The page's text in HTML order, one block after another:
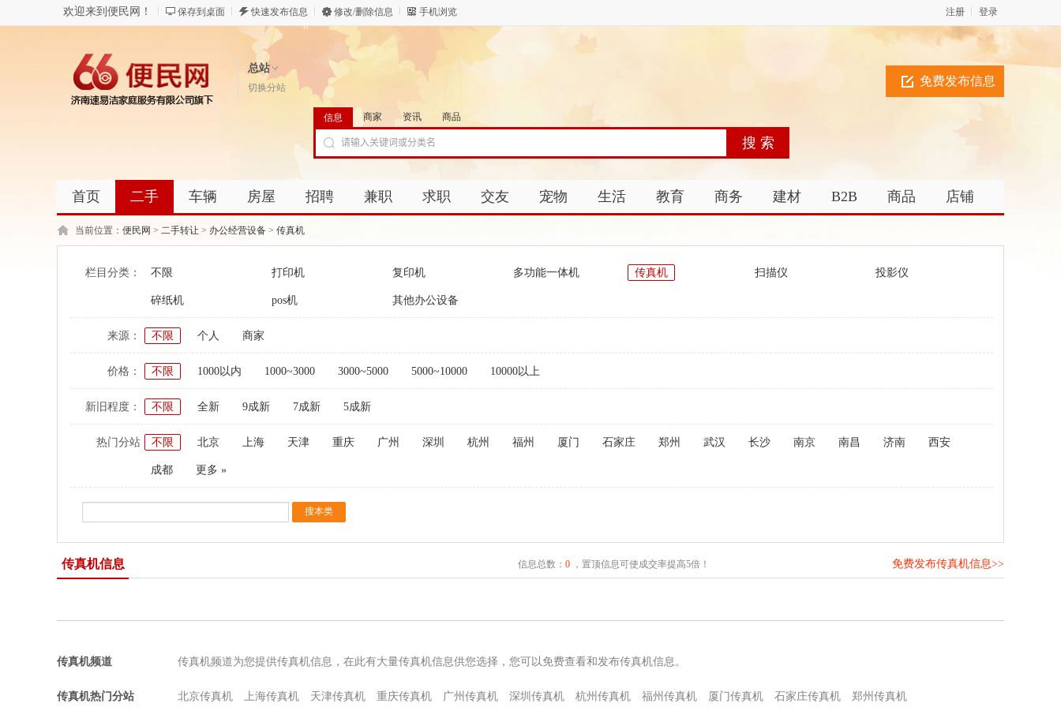
欢迎来到便民网！ 保存到桌面 快速发布信息 修改/删除信息 手机浏览 登录
注册
总站
切换分站 免费发布信息
信息 商家 资讯 商品
首页 二手 车辆 房屋 招聘 兼职 求职 交友 宠物 生活 教育 商务 建材 B2B 商品 店铺
当前位置： 便民网 > 二手转让 > 办公经营设备 > 传真机
栏目分类： 不限 打印机 复印机 多功能一体机 传真机 扫描仪 投影仪
碎纸机 pos机 其他办公设备
来源： 不限 个人 商家
价格： 不限 1000以内 1000~3000 3000~5000 5000~10000 10000以上
新旧程度： 不限 全新 9成新 7成新 5成新
热门分站 不限 北京 上海 天津 重庆 广州 深圳 杭州 福州 厦门 石家庄 郑州 武汉 长沙 南京 南昌 济南 西安
成都 更多 »
传真机信息 信息总数： 0，置顶信息可使成交率提高5倍！ 免费发布传真机信息>>
传真机频道 传真机频道为您提供传真机信息，在此有大量传真机信息供您选择，您可以免费查看和发布传真机信息。
传真机热门分站 北京传真机 上海传真机 天津传真机 重庆传真机 广州传真机 深圳传真机 杭州传真机 福州传真机 厦门传真机 石家庄传真机 郑州传真机